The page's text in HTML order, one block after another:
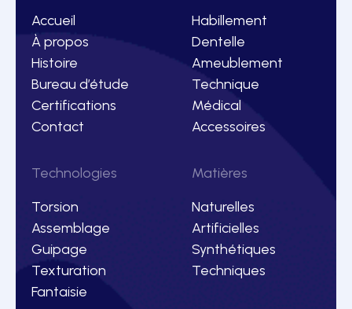
Accueil
À propos
Histoire
Bureau d’étude
Certifications
Contact
Habillement
Dentelle
Ameublement
Technique
Médical
Accessoires
Technologies
Torsion
Assemblage
Guipage
Texturation
Fantaisie
Matières
Naturelles
Artificielles
Synthétiques
Techniques